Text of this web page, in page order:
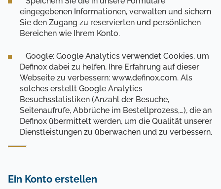
eingegebenen Informationen, verwalten und sichern
Sie den Zugang zu reservierten und persönlichen
Bereichen wie Ihrem Konto.
Google: Google Analytics verwendet Cookies, um
Definox dabei zu helfen, Ihre Erfahrung auf dieser
Webseite zu verbessern: www.definox.com. Als
solches erstellt Google Analytics
Besuchsstatistiken (Anzahl der Besuche,
Seitenaufrufe, Abbrüche im Bestellprozess,…), die an
Definox übermittelt werden, um die Qualität unserer
Dienstleistungen zu überwachen und zu verbessern.
Ein Konto erstellen